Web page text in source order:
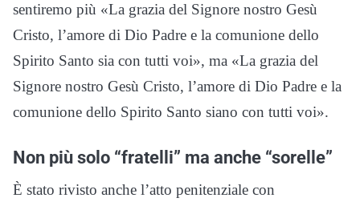
sentiremo più «La grazia del Signore nostro Gesù
Cristo, l’amore di Dio Padre e la comunione dello
Spirito Santo sia con tutti voi», ma «La grazia del
Signore nostro Gesù Cristo, l’amore di Dio Padre e la
comunione dello Spirito Santo siano con tutti voi».
Non più solo “fratelli” ma anche “sorelle”
È stato rivisto anche l’atto penitenziale con